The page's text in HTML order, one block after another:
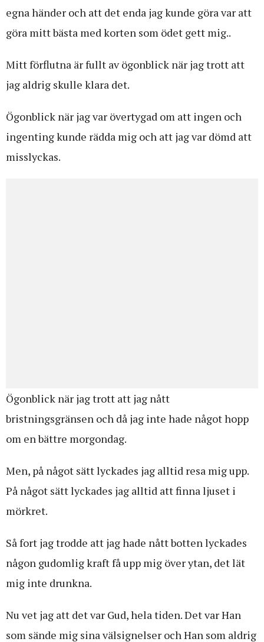
egna händer och att det enda jag kunde göra var att
göra mitt bästa med korten som ödet gett mig..
Mitt förflutna är fullt av ögonblick när jag trott att
jag aldrig skulle klara det.
Ögonblick när jag var övertygad om att ingen och
ingenting kunde rädda mig och att jag var dömd att
misslyckas.
Ögonblick när jag trott att jag nått
bristningsgränsen och då jag inte hade något hopp
om en bättre morgondag.
Men, på något sätt lyckades jag alltid resa mig upp.
På något sätt lyckades jag alltid att finna ljuset i
mörkret.
Så fort jag trodde att jag hade nått botten lyckades
någon gudomlig kraft få upp mig över ytan, det lät
mig inte drunkna.
Nu vet jag att det var Gud, hela tiden. Det var Han
som sände mig sina välsignelser och Han som aldrig